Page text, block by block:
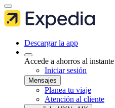
Descargar la app
Accede a ahorros al
Iniciar sesión
Mensajes
Planea tu viaje
Atención al cliente